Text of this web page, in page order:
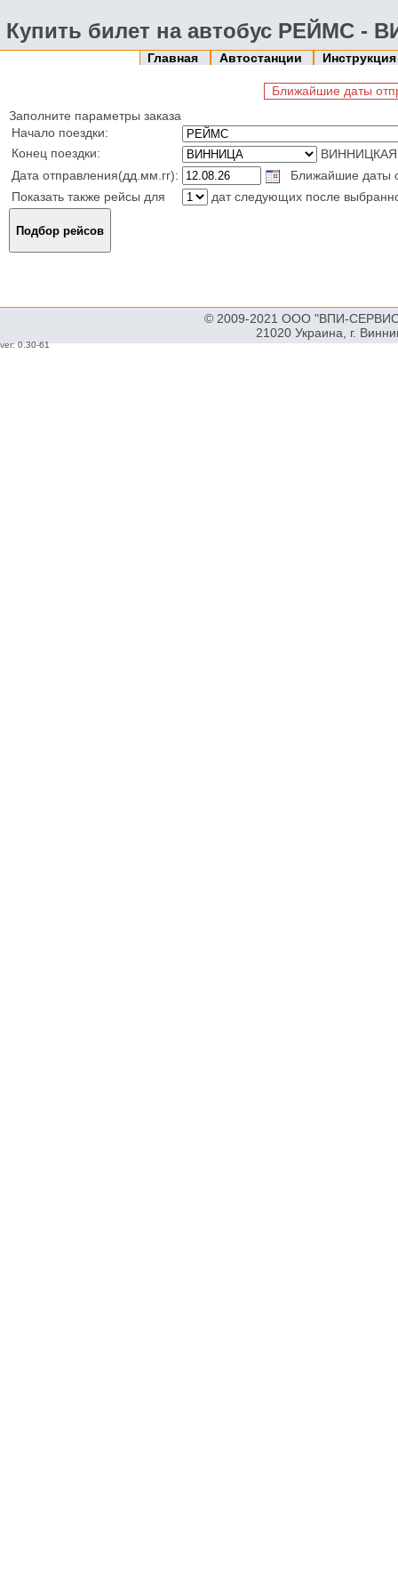
Купить билет на автобус РЕЙМС -
Главная Автостанции
Ближайшие даты
Заполните параметры заказа
Начало поездки:
Конец поездки:
ВИННИЦКАЯ
Дата отправления(дд.мм.гг):
Ближайшие даты
Показать также рейсы для
дат следующих после
© 2009-2021 ООО "ВПИ-
21020 Украина, г.
ver: 0.30-61